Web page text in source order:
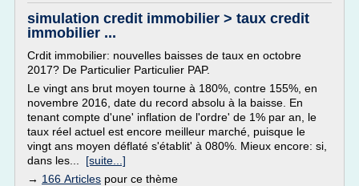
simulation credit immobilier > taux credit
immobilier ...
Crdit immobilier: nouvelles baisses de taux en octobre
2017? De Particulier Particulier PAP.
Le vingt ans brut moyen tourne à 180%, contre 155%, en
novembre 2016, date du record absolu à la baisse. En
tenant compte d'une' inflation de l'ordre' de 1% par an, le
taux réel actuel est encore meilleur marché, puisque le
vingt ans moyen déflaté s'établit' à 080%. Mieux encore: si,
dans les... [suite...]
→ 166 Articles pour ce thème